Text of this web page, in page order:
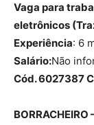
Vaga para
eletrônicos
Experiência: 6
Salário:Não
Cód. 6027387
BORRACHEIRO